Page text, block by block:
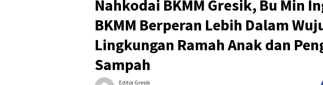
Nahkodai BKMM Gresik, Bu Min
BKMM Berperan Lebih Dalam
Lingkungan Ramah Anak dan
Sampah
Editor Gresik